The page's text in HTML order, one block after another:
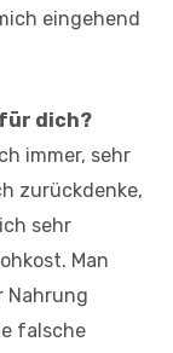
eingehend
dich?
immer, sehr
zurückdenke,
sehr
Man
Nahrung
falsche